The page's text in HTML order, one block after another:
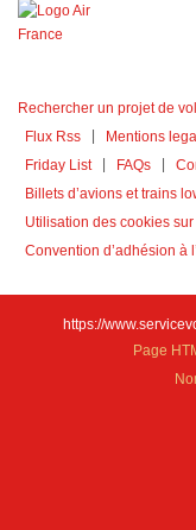
Rechercher un projet de
Flux Rss
Mentions
Friday List
FAQs
Billets d’avions et trains
Utilisation des cookies sur
Convention d’adhésion à
https://
Page